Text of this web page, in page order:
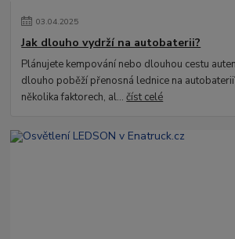
03.04.2025
Jak dlouho vydrží na autobaterii?
Plánujete kempování nebo dlouhou cestu
dlouho poběží přenosná lednice na
několika faktorech, al...číst celé